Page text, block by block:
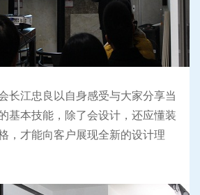
长江忠良以自身感受与大家分享当
基本技能，除了会设计，还应懂装
，才能向客户展现全新的设计理